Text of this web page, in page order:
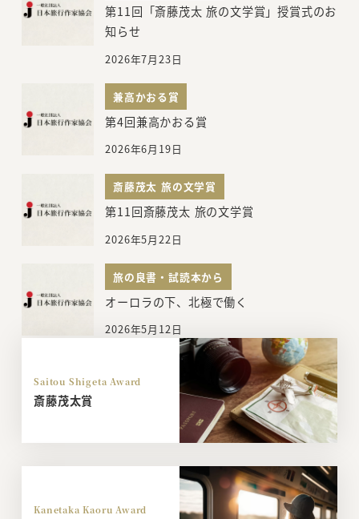
第11回「斎藤茂太 旅の文学賞」授賞式のお
知らせ
2026年7月23日
兼高かおる賞
第4回兼高かおる賞
2026年6月19日
斎藤茂太 旅の文学賞
第11回斎藤茂太 旅の文学賞
2026年5月22日
旅の良書・試読本から
オーロラの下、北極で働く
2026年5月12日
Saitou Shigeta Award
斎藤茂太賞
Kanetaka Kaoru Award